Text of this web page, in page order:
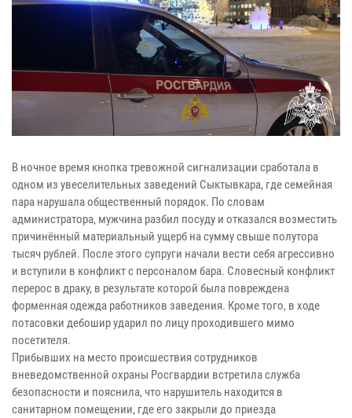
В ночное время кнопка тревожной сигнализации сработала в
одном из увеселительных заведений Сыктывкара, где семейная
пара нарушала общественный порядок. По словам
администратора, мужчина разбил посуду и отказался возместить
причинённый материальный ущерб на сумму свыше полутора
тысяч рублей. После этого супруги начали вести себя агрессивно
и вступили в конфликт с персоналом бара. Словесный конфликт
перерос в драку, в результате которой была повреждена
форменная одежда работников заведения. Кроме того, в ходе
потасовки дебошир ударил по лицу проходившего мимо
посетителя.
Прибывших на место происшествия сотрудников
вневедомственной охраны Росгвардии встретила служба
безопасности и пояснила, что нарушитель находится в
санитарном помещении, где его закрыли до приезда